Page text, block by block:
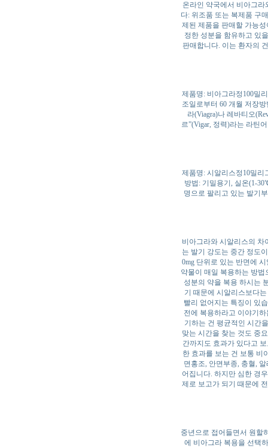
온라인 약국에서 비아그
다: 위조품 또는 복제품 구
제된 제품을 판매할 가능
정한 성분을 함유하고 있
판매합니다. 이는 환자의
제품명: 비아그라정100밀
조일로부터 60 개월 저장
라(Viagra)나 레바티오
르”(Vigar, 정력)라는 라틴
제품명: 시알리스정10밀리
방법: 기밀용기, 실온(1-
명으로 팔리고 있는 발기
비아그라와 시알리스의 차
는 발기 강도는 중간 정도
0mg 단위로 있는 반면에
약물이 매일 복용하는 방
성분의 약을 복용 하시는
기 때문에 시알리스보다
빨리 없어지는 특징이 있
전에 복용하라고 이야기
기하는 건 평균적인 시간
맞는 시간을 찾는 것도 중
간까지도 효과가 있다고
한 효과를 보는 건 보통 비
면홍조, 안면부종, 충혈,
어집니다. 하지만 심한 경
제로 보고가 되기 때문에
중년으로 접어들면서 원할
에 비아그라 복용을 선택